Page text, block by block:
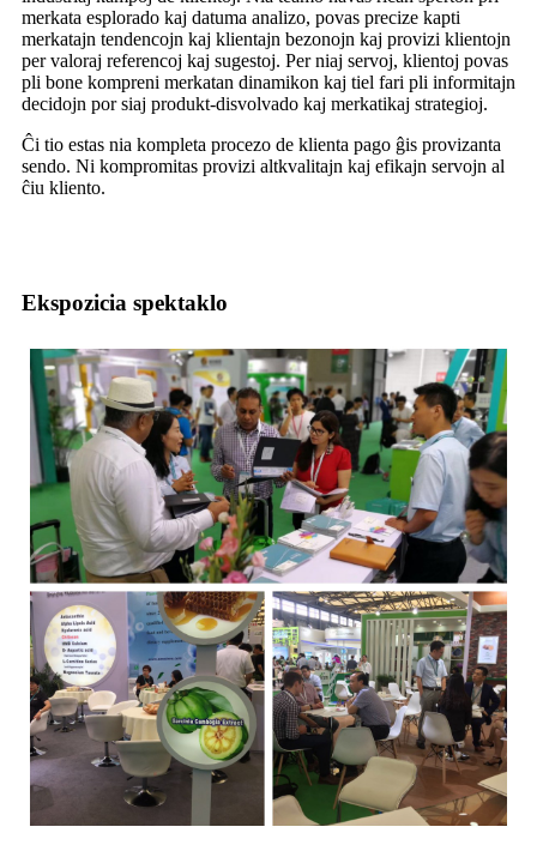
merkata esplorado kaj datuma analizo, povas precize kapti
merkatajn tendencojn kaj klientajn bezonojn kaj provizi klientojn
per valoraj referencoj kaj sugestoj. Per niaj servoj, klientoj povas
pli bone kompreni merkatan dinamikon kaj tiel fari pli informitajn
decidojn por siaj produkt-disvolvado kaj merkatikaj strategioj.
Ĉi tio estas nia kompleta procezo de klienta pago ĝis provizanta
sendo. Ni kompromitas provizi altkvalitajn kaj efikajn servojn al
ĉiu kliento.
Ekspozicia spektaklo